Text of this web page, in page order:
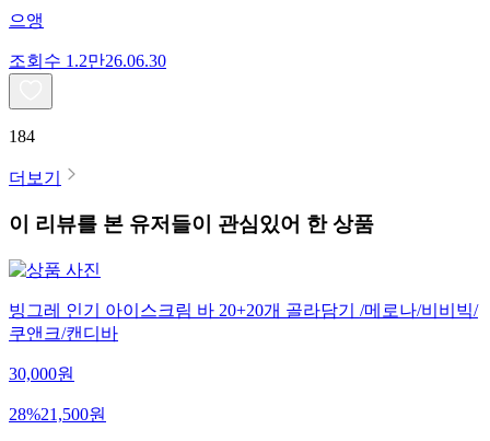
으앵
조회수 1.2만26.06.30
184
더보기
이 리뷰를 본 유저들이 관심있어 한 상품
빙그레 인기 아이스크림 바 20+20개 골라담기 /메로나/비비빅/
쿠앤크/캔디바
30,000원
28%21,500원